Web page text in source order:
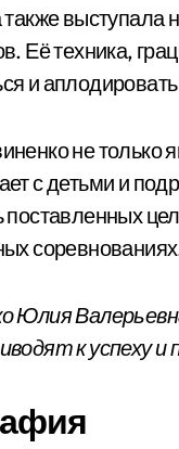
выступала
Её техника,
и
не только
с детьми и
поставленных
Юлия
к успеху и